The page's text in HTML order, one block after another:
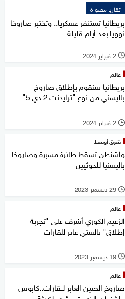
تقارير مصورة
بريطانيا تستنفر عسكريا.. وتختبر صاروخا
نوويا بعد أيام قليلة
l 2 فبراير 2024
عالم
بريطانيا ستقوم بإطلاق صاروخ
باليستي من نوع "ترايدنت 2 دي 5"
l 2 فبراير 2024
شرق أوسط
واشنطن تسقط طائرة مسيرة وصاروخا
باليستيا للحوثيين
l 29 ديسمبر 2023
عالم
الزعيم الكوري أشرف على "تجربة
إطلاق" بالستي عابر للقارات
l 19 ديسمبر 2023
عالم
صاروخ الصين العابر للقارات..كابوس